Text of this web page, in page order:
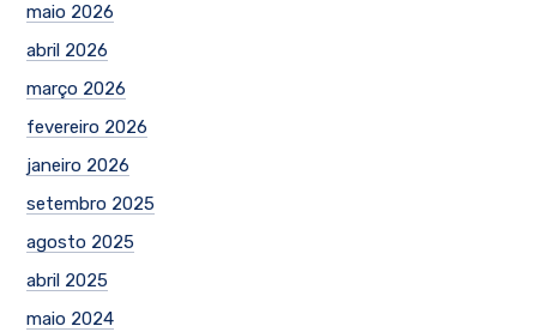
maio 2026
abril 2026
março 2026
fevereiro 2026
janeiro 2026
setembro 2025
agosto 2025
abril 2025
maio 2024